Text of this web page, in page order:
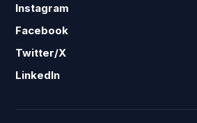
Instagram
Facebook
Twitter/X
LinkedIn